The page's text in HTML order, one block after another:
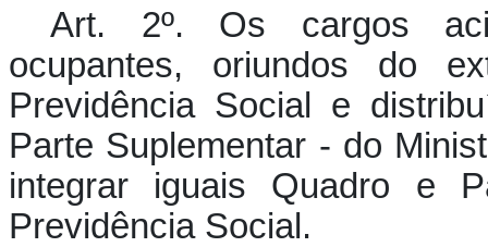
Art. 2º. Os cargos
ocupantes, oriundos do
Previdência Social e
Parte Suplementar - do
integrar iguais Quadro e
Previdência Social.